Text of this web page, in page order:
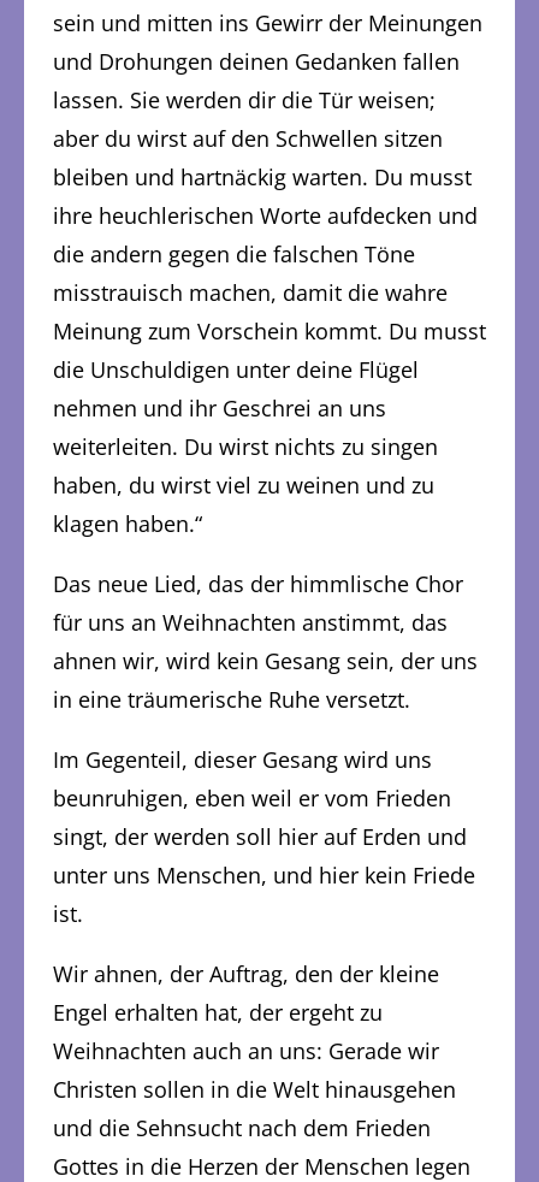
sein und mitten ins Gewirr der Meinungen
und Drohungen deinen Gedanken fallen
lassen. Sie werden dir die Tür weisen;
aber du wirst auf den Schwellen sitzen
bleiben und hartnäckig warten. Du musst
ihre heuchlerischen Worte aufdecken und
die andern gegen die falschen Töne
misstrauisch machen, damit die wahre
Meinung zum Vorschein kommt. Du musst
die Unschuldigen unter deine Flügel
nehmen und ihr Geschrei an uns
weiterleiten. Du wirst nichts zu singen
haben, du wirst viel zu weinen und zu
klagen haben.“
Das neue Lied, das der himmlische Chor
für uns an Weihnachten anstimmt, das
ahnen wir, wird kein Gesang sein, der uns
in eine träumerische Ruhe versetzt.
Im Gegenteil, dieser Gesang wird uns
beunruhigen, eben weil er vom Frieden
singt, der werden soll hier auf Erden und
unter uns Menschen, und hier kein Friede
ist.
Wir ahnen, der Auftrag, den der kleine
Engel erhalten hat, der ergeht zu
Weihnachten auch an uns: Gerade wir
Christen sollen in die Welt hinausgehen
und die Sehnsucht nach dem Frieden
Gottes in die Herzen der Menschen legen